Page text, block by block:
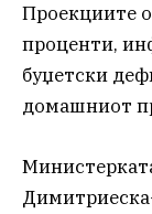
Проекциите
проценти,
буџетски
домашниот